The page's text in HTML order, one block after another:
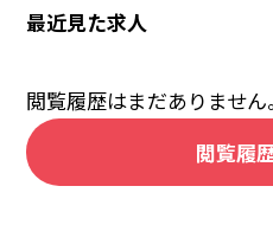
最近見た求人
閲覧履歴はまだありません。
閲覧履